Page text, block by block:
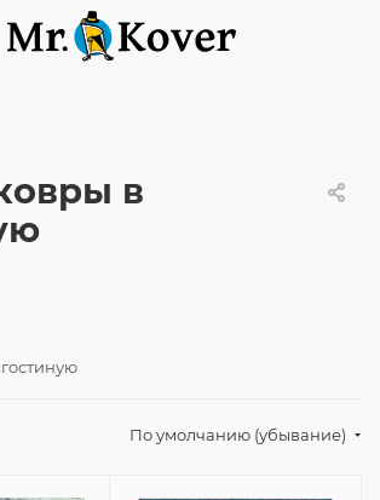
в
По умолчанию (убывание)